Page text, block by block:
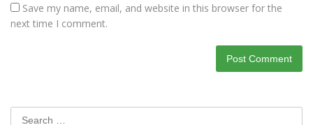
Save my name, email, and website in this browser for the
next time I comment.